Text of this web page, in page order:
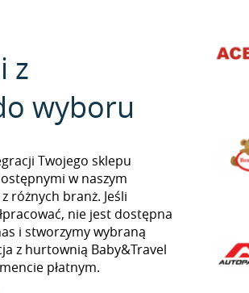
z
wyboru
Twojego sklepu
w naszym
różnych branż. Jeśli
nie jest dostępna
i stworzymy wybraną
z hurtownią Baby&Travel
płatnym.